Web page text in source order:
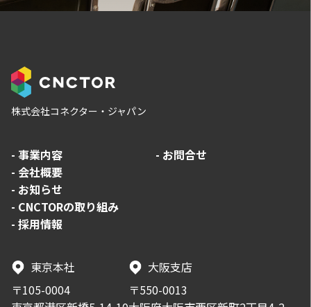
株式会社コネクター・ジャパン
東京本社
〒105-0004
大阪支店
〒550-0013
- 事業内容
- 会社概要
- お知らせ
- CNCTORの取り組み
- 採用情報
- お問合せ